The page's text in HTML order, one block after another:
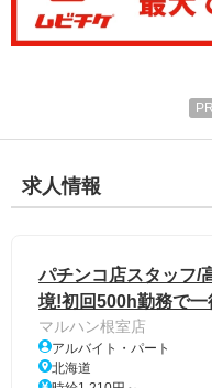
求人情報
パチンコ店スタッフ/
境!初回500h勤務で
マルハン根室店
アルバイト・パート
北海道